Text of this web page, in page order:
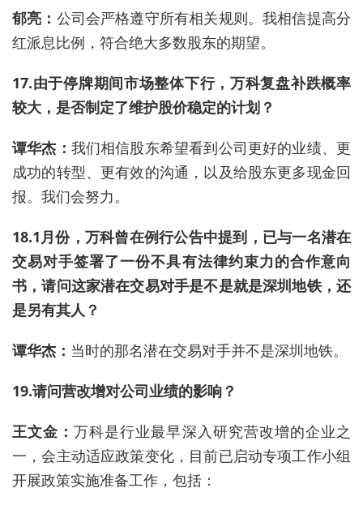
郁亮： 公司会严格遵守所有相关规则。我相信提高分
红派息比例，符合绝大多数股东的期望。
17.由于停牌期间市场整体下行，万科复盘补跌概率
较大，是否制定了维护股价稳定的计划？
谭华杰： 我们相信股东希望看到公司更好的业绩、更
成功的转型、更有效的沟通，以及给股东更多现金回
报。我们会努力。
18.1月份，万科曾在例行公告中提到，已与一名潜在
交易对手签署了一份不具有法律约束力的合作意向
书，请问这家潜在交易对手是不是就是深圳地铁，还
是另有其人？
谭华杰： 当时的那名潜在交易对手并不是深圳地铁。
19.请问营改增对公司业绩的影响？
王文金：万科是行业最早深入研究营改增的企业之
一，会主动适应政策变化，目前已启动专项工作小组
开展政策实施准备工作，包括：